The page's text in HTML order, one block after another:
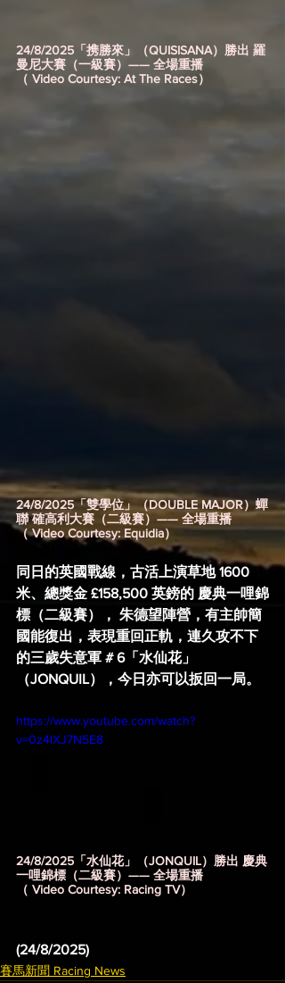
24/8/2025「携勝來」（QUISISANA）勝出 羅
曼尼大賽（一級賽）—— 全場重播
（ Video Courtesy: At The Races）
24/8/2025「雙學位」（DOUBLE MAJOR）蟬
聯 確高利大賽（二級賽）—— 全場重播
（ Video Courtesy: Equidia）
同日的英國戰線，古活上演草地 1600
米、總獎金 £158,500 英鎊的 慶典一哩錦
標（二級賽）， 朱德望陣營，有主帥簡
國能復出，表現重回正軌，連久攻不下
的三歲失意軍 # 6「水仙花」
（JONQUIL），今日亦可以扳回一局。
https://www.youtube.com/watch?
v=0z4lXJ7N5E8
24/8/2025「水仙花」（JONQUIL）勝出 慶典
一哩錦標（二級賽）—— 全場重播
（ Video Courtesy: Racing TV）
(24/8/2025)
賽馬新聞 Racing News